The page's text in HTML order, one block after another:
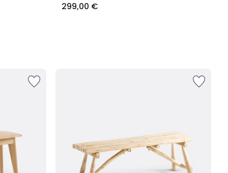
299,00 €